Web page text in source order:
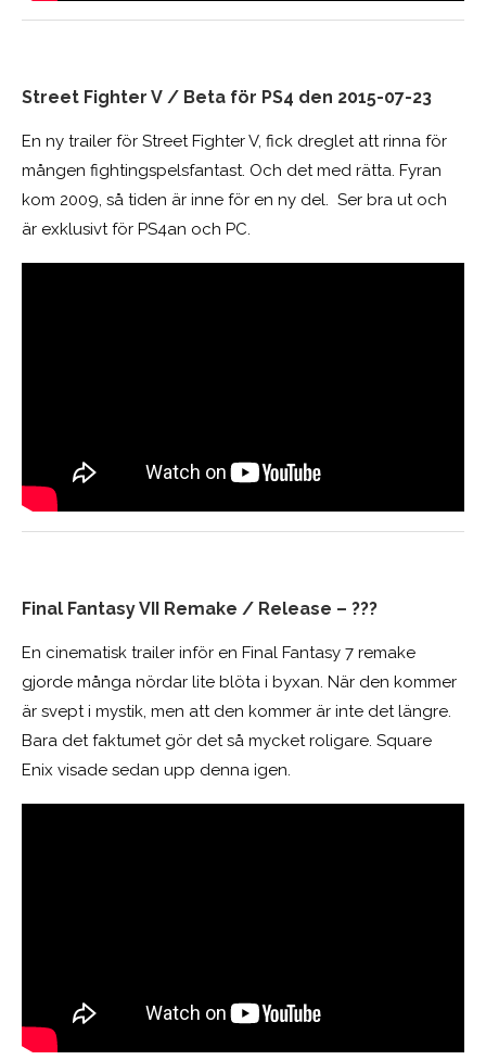
Street Fighter V / Beta för PS4 den 2015-07-23
En ny trailer för Street Fighter V, fick dreglet att rinna för
mången fightingspelsfantast. Och det med rätta. Fyran
kom 2009, så tiden är inne för en ny del. Ser bra ut och
är exklusivt för PS4an och PC.
Final Fantasy VII Remake / Release – ???
En cinematisk trailer inför en Final Fantasy 7 remake
gjorde många nördar lite blöta i byxan. När den kommer
är svept i mystik, men att den kommer är inte det längre.
Bara det faktumet gör det så mycket roligare. Square
Enix visade sedan upp denna igen.